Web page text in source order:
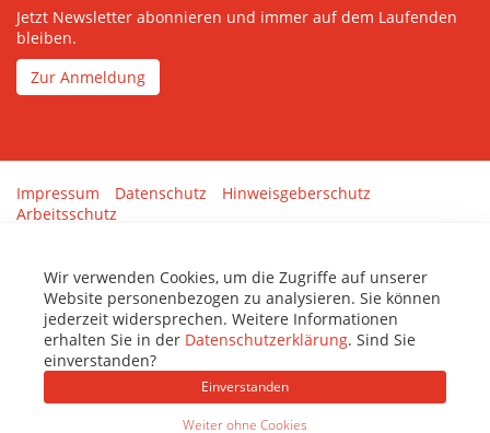
Jetzt Newsletter abonnieren und immer auf dem Laufenden
bleiben.
Zur Anmeldung
Impressum Datenschutz
Hinweisgeberschutz
Arbeitsschutz
Wir verwenden Cookies, um die Zugriffe auf unserer
Website personenbezogen zu analysieren. Sie können
jederzeit widersprechen. Weitere Informationen
erhalten Sie in der Datenschutzerklärung. Sind Sie
einverstanden?
Einverstanden
Weiter ohne Cookies